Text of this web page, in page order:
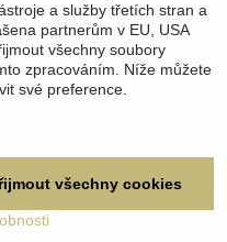
ByznysWeb.cz
a služby třetích stran a
partnerům v EU, USA
všechny soubory
zpracováním. Níže můžete
své preference.
všechny cookies